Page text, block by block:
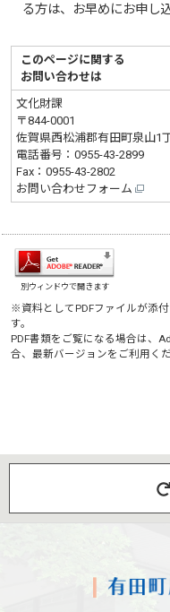
る方は、お早めにお申し
このページに関する
お問い合わせは
文化財課
〒844-0001
佐賀県西松浦郡有田町泉山1
電話番号：0955-43-2899
Fax：0955-43-2802
お問い合わせフォーム
別ウィンドウで開きます
※資料としてPDFファイルが添
す。
PDF書類をご覧になる場合は、
合、最新バージョンをご利用くだ